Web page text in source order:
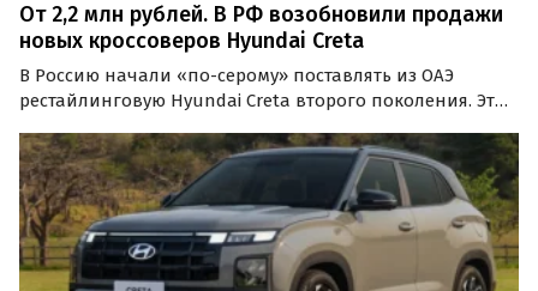
От 2,2 млн рублей. В РФ возобновили продажи
новых кроссоверов Hyundai Creta
В Россию начали «по-серому» поставлять из ОАЭ
рестайлинговую Hyundai Creta второго поколения. Эти
импорта, но пока они доступны исключительно под
заказ по цене от 2 200 000 рублей, сообщают
«Автоновости…